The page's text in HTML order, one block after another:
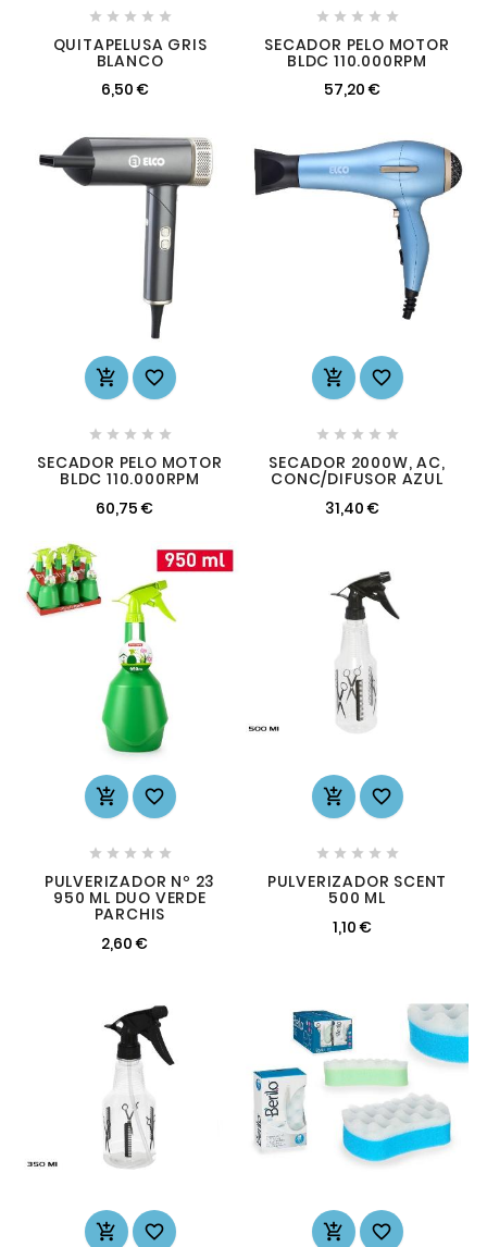
    
QUITAPELUSA GRIS
BLANCO
6,50 €
    
SECADOR PELO MOTOR
BLDC 110.000RPM
57,20 €
 
    
SECADOR PELO MOTOR
BLDC 110.000RPM
60,75 €
 
    
SECADOR 2000W, AC,
CONC/DIFUSOR AZUL
31,40 €
 
    
PULVERIZADOR Nº 23
950 ML DUO VERDE
PARCHIS
2,60 €
 
    
PULVERIZADOR SCENT
500 ML
1,10 €
   